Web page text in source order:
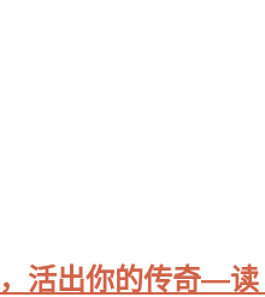
活出你的传奇—